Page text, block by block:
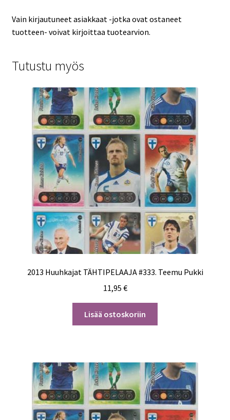
Vain kirjautuneet asiakkaat -jotka ovat ostaneet
tuotteen- voivat kirjoittaa tuotearvion.
Tutustu myös
2013 Huuhkajat TÄHTIPELAAJA #333. Teemu Pukki
11,95 €
Lisää ostoskoriin